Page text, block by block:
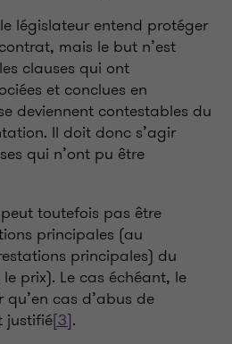
législateur entend protéger
mais le but n’est
clauses qui ont
et conclues en
deviennent contestables du
Il doit donc s’agir
qui n’ont pu être
toutefois pas être
principales (au
principales) du
prix). Le cas échéant, le
cas d’abus de
justifié[3].